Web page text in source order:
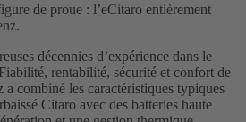
de proue : l’eCitaro entièrement
décennies d’expérience dans le
rentabilité, sécurité et confort de
combiné les caractéristiques typiques
Citaro avec des batteries haute